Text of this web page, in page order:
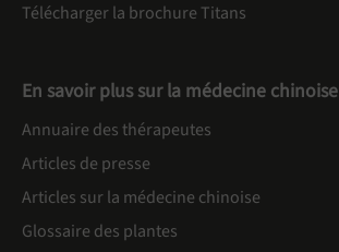
Télécharger la brochure Titans
En savoir plus sur la médecine chinoise
Annuaire des thérapeutes
Articles de presse
Articles sur la médecine chinoise
Glossaire des plantes